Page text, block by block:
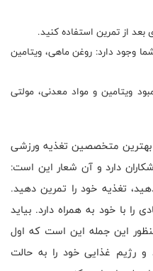
از تمرین استفاده کنید.
وجود دارد: روغن ماهی، ویتامین
ویتامین و مواد معدنی، مولتی
بهترین متخصصین تغذیه ورزشی
دارد و آن شعار این است:
تغذیه خود را تمرین دهید.
با خود به همراه دارد. بیاید
این جمله این است که اول
رژیم غذایی خود را به حالت